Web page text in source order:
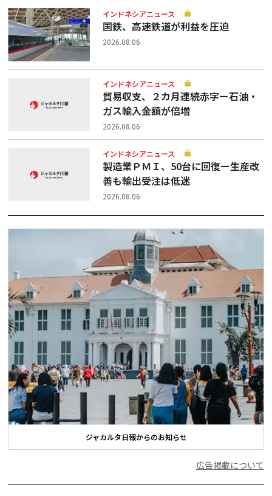
インドネシアニュース
国鉄、高速鉄道が利益を圧迫
2026.08.06
インドネシアニュース
貿易収支、２カ月連続赤字ー石油・
ガス輸入金額が倍増
2026.08.06
インドネシアニュース
製造業ＰＭＩ、50台に回復ー生産改
善も輸出受注は低迷
2026.08.06
ジャカルタ日報からのお知らせ
広告掲載について